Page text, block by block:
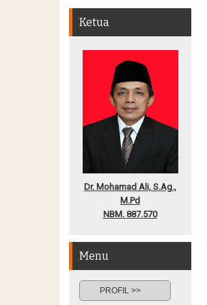
Ketua
Dr. Mohamad Ali, S.Ag.,
M.Pd
NBM. 887.570
Menu
PROFIL >>